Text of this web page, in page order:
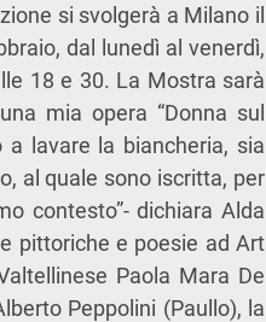
si svolgerà a Milano il
dal lunedì al venerdì,
18 e 30. La Mostra sarà
mia opera “Donna sul
a lavare la biancheria, sia
al quale sono iscritta, per
contesto”- dichiara Alda
pittoriche e poesie ad Art
Paola Mara De
Peppolini (Paullo), la